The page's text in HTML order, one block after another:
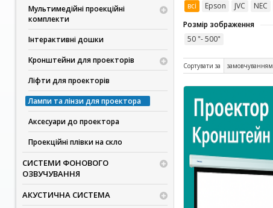
Мультимедійні проекційні
комплекти
Інтерактивні дошки
Кронштейни для проекторів
Ліфти для проекторів
Лампи та лінзи для проектора
Аксесуари до проектора
Проекційні плівки на скло
СИСТЕМИ ФОНОВОГО
ОЗВУЧУВАННЯ
АКУСТИЧНА СИСТЕМА
всі
Epson JVC NEC
Розмір зображення
50 "- 500"
Сортувати за замовчуванням